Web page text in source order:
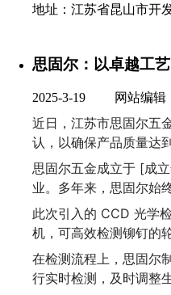
地址：江苏省昆山市开
思固尔：以卓越工
2025-3-19 网站编
近日，江苏市思固尔五
认，以确保产品质量达
思固尔五金成立于 [成
业。多年来，思固尔始
此次引入的 CCD 光学
机，可高效检测铆钉的
在检测流程上，思固尔
行实时检测，及时调整